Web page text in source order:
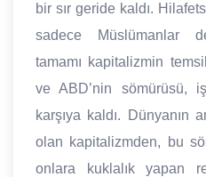
bir sır geride kaldı.
sadece Müslümanlar
tamamı kapitalizmin
ve ABD’nin sömürüsü,
karşıya kaldı. Dünyanın
olan kapitalizmden, bu
onlara kuklalık yapan